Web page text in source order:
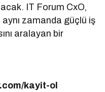
IT Forum CxO,
aynı zamanda güçlü iş
aralayan bir
kayit-ol